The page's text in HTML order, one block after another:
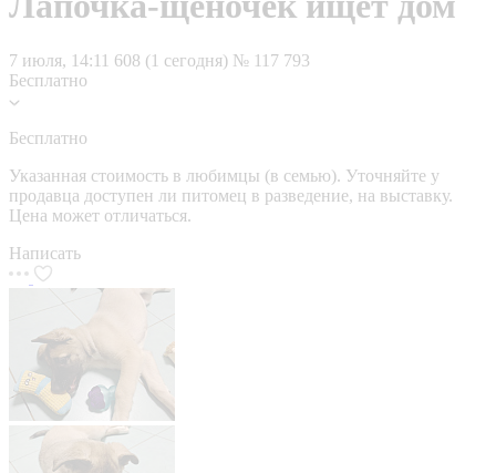
7 июля, 14:11 608 (1 сегодня) № 117 793
Бесплатно
Бесплатно
Указанная стоимость в любимцы (в семью). Уточняйте у
продавца доступен ли питомец в разведение, на выставку.
Цена может отличаться.
Написать